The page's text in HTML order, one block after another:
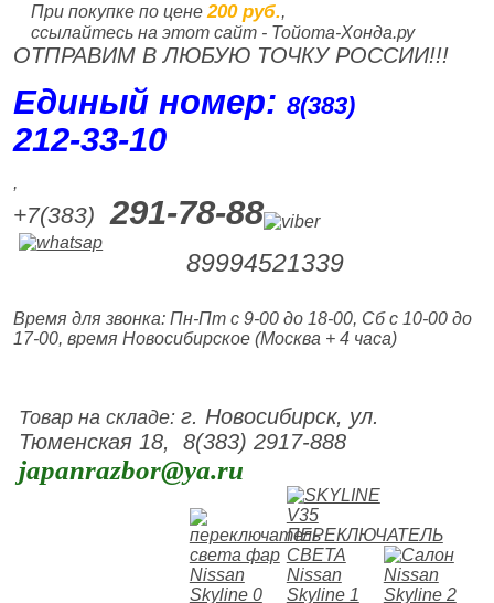
При покупке по цене 200 руб.,
ссылайтесь на этот сайт - Тойота-Хонда.ру
ОТПРАВИМ В ЛЮБУЮ ТОЧКУ РОССИИ!!!
Единый номер:8(383)
212‑33‑10
,
+7(383) 291-78-88
89994521339
Время для звонка: Пн-Пт с 9-00 до 18-00, Сб с 10-00 до
17-00, время Новосибирское (Москва + 4 часа)
Товар на складе:г. Новосибирск, ул.
Тюменская 18, 8(383) 2917-888
japanrazbor@ya.ru